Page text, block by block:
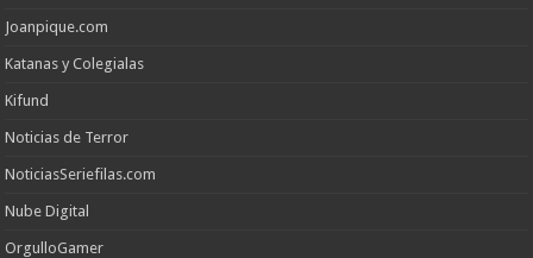
Joanpique.com
Katanas y Colegialas
Kifund
Noticias de Terror
NoticiasSeriefilas.com
Nube Digital
OrgulloGamer